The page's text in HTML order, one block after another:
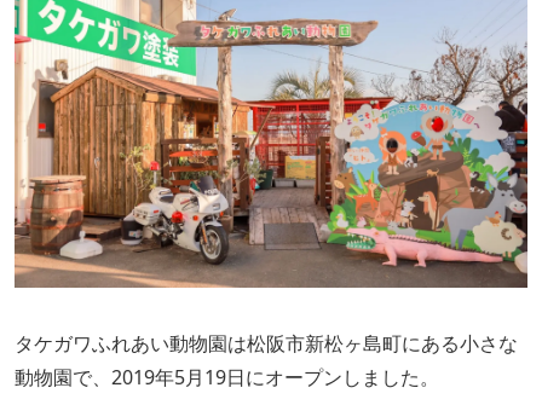
タケガワふれあい動物園は松阪市新松ヶ島町にある小さな
動物園で、2019年5月19日にオープンしました。